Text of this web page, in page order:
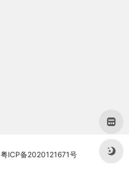
粤ICP备2020121671号